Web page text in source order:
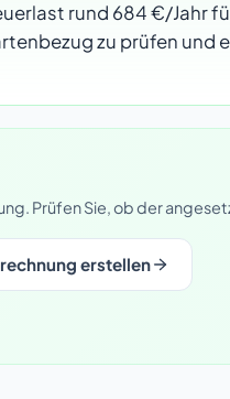
rund 684 €/Jahr
zu prüfen und
Prüfen Sie, ob der
erstellen